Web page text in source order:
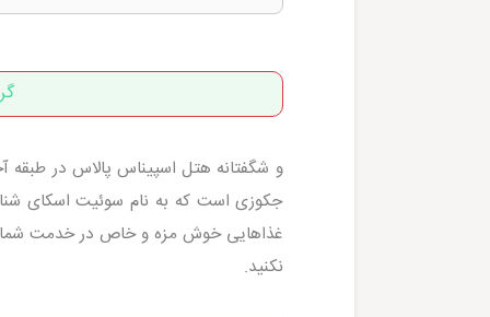
جکوزی است که به نام سوئیت اسکای
غذاهایی خوش مزه و خاص در خدمت شما
نکنید.